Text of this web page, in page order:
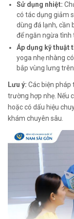
Sử dụng nhiệt:
có tác dụng giảm
dùng đá lạnh, cần
để ngăn ngừa tình
Áp dụng kỹ thuật
yoga nhẹ nhàng
bắp vùng lưng
Lưu ý: Các biện
trường hợp nhẹ. Nếu
hoặc có dấu hiệu
khám chuyên sâu.